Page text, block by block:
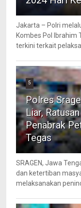
Jakarta – Polri
Kombes Pol
terkini terkait
5
Polres
Liar,
Penabrak
Tegas
SRAGEN, Jawa
dan ketertiban
melaksanakan